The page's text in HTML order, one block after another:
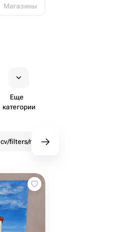
Магазины
Еще
категории
cv/filters/name_fast_delivery